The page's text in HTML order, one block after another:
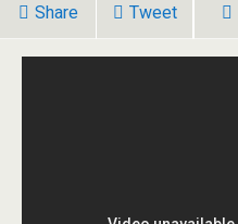
Share Tweet